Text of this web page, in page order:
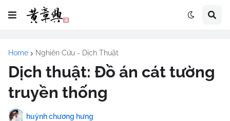
Home Nghiên Cứu - Dịch Thuật
Dịch thuật: Đồ án cát tường
truyền thống
huỳnh chương hưng